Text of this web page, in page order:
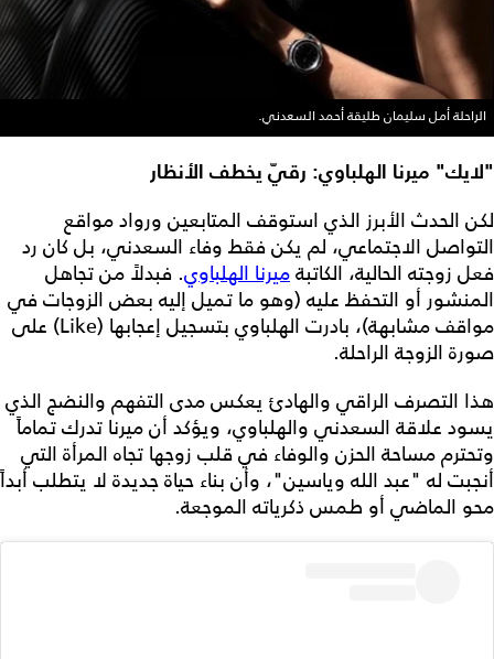
الراحلة أمل سليمان طليقة أحمد السعدني.
"لايك" ميرنا الهلباوي: رقيّ يخطف الأنظار
لكن الحدث الأبرز الذي استوقف المتابعين ورواد مواقع
التواصل الاجتماعي، لم يكن فقط وفاء السعدني، بل كان رد
فعل زوجته الحالية، الكاتبةميرنا الهلباوي. فبدلاً من تجاهل
المنشور أو التحفظ عليه (وهو ما تميل إليه بعض الزوجات في
مواقف مشابهة)، بادرت الهلباوي بتسجيل إعجابها (Like) على
صورة الزوجة الراحلة.
هذا التصرف الراقي والهادئ يعكس مدى التفهم والنضج الذي
يسود علاقة السعدني والهلباوي، ويؤكد أن ميرنا تدرك تماماً
وتحترم مساحة الحزن والوفاء في قلب زوجها تجاه المرأة التي
أنجبت له "عبد الله وياسين"، وأن بناء حياة جديدة لا يتطلب أبداً
محو الماضي أو طمس ذكرياته الموجعة.